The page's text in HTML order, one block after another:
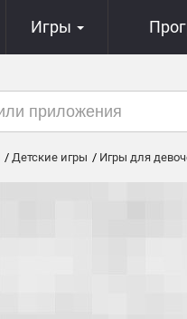
Игры
Детские игры Игры для